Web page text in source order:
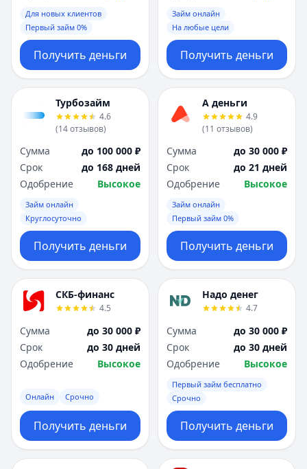
Для новых клиентов
Первый займ 0%
Получить деньги
Займ онлайн
На любые цели
Получить деньги
Турбозайм
4.6
(14отзывов)
Сумма
до 100 000 ₽
Срок
до 168 дней
Одобрение
Высокое
Займ онлайн
Круглосуточно
Получить деньги
А деньги
4.9
(11 отзывов)
Сумма
до 30 000 ₽
Срок
до 21 дней
Одобрение
Высокое
Займ онлайн
Первый займ 0%
Получить деньги
СКБ-финанс
4.5
Сумма
до 30 000 ₽
Срок
до 30 дней
Одобрение
Высокое
Онлайн Срочно
Получить деньги
Надо денег
4.7
Сумма
до 30 000 ₽
Срок
до 30 дней
Одобрение
Высокое
Первый займ бесплатно
Срочно
Получить деньги